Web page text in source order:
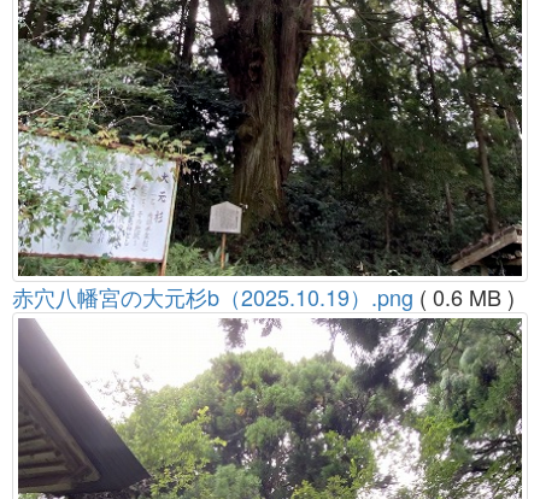
赤穴八幡宮の大元杉b（2025.10.19）.png ( 0.6 MB )